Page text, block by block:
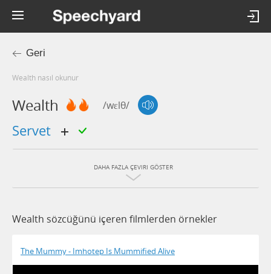
Geri
wealth nasıl okunur
Wealth /wɛlθ/
servet
DAHA FAZLA ÇEVIRI GÖSTER
Wealth sözcüğünü içeren filmlerden örnekler
The Mummy - Imhotep Is Mummified Alive